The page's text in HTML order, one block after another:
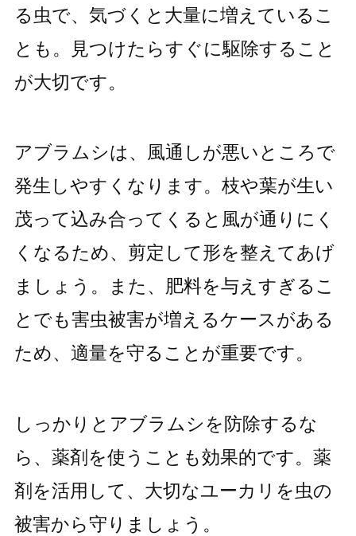
る虫で、気づくと大量に増えているこ
とも。見つけたらすぐに駆除すること
が大切です。
アブラムシは、風通しが悪いところで
発生しやすくなります。枝や葉が生い
茂って込み合ってくると風が通りにく
くなるため、剪定して形を整えてあげ
ましょう。また、肥料を与えすぎるこ
とでも害虫被害が増えるケースがある
ため、適量を守ることが重要です。
しっかりとアブラムシを防除するな
ら、薬剤を使うことも効果的です。薬
剤を活用して、大切なユーカリを虫の
被害から守りましょう。